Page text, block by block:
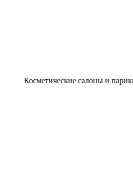
Косметические салоны и